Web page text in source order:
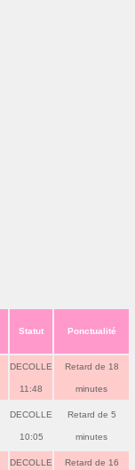
Statut Ponctualité
DECOLLE
11:48
Retard de 18
minutes
DECOLLE
10:05
Retard de 5
minutes
DECOLLE Retard de 16